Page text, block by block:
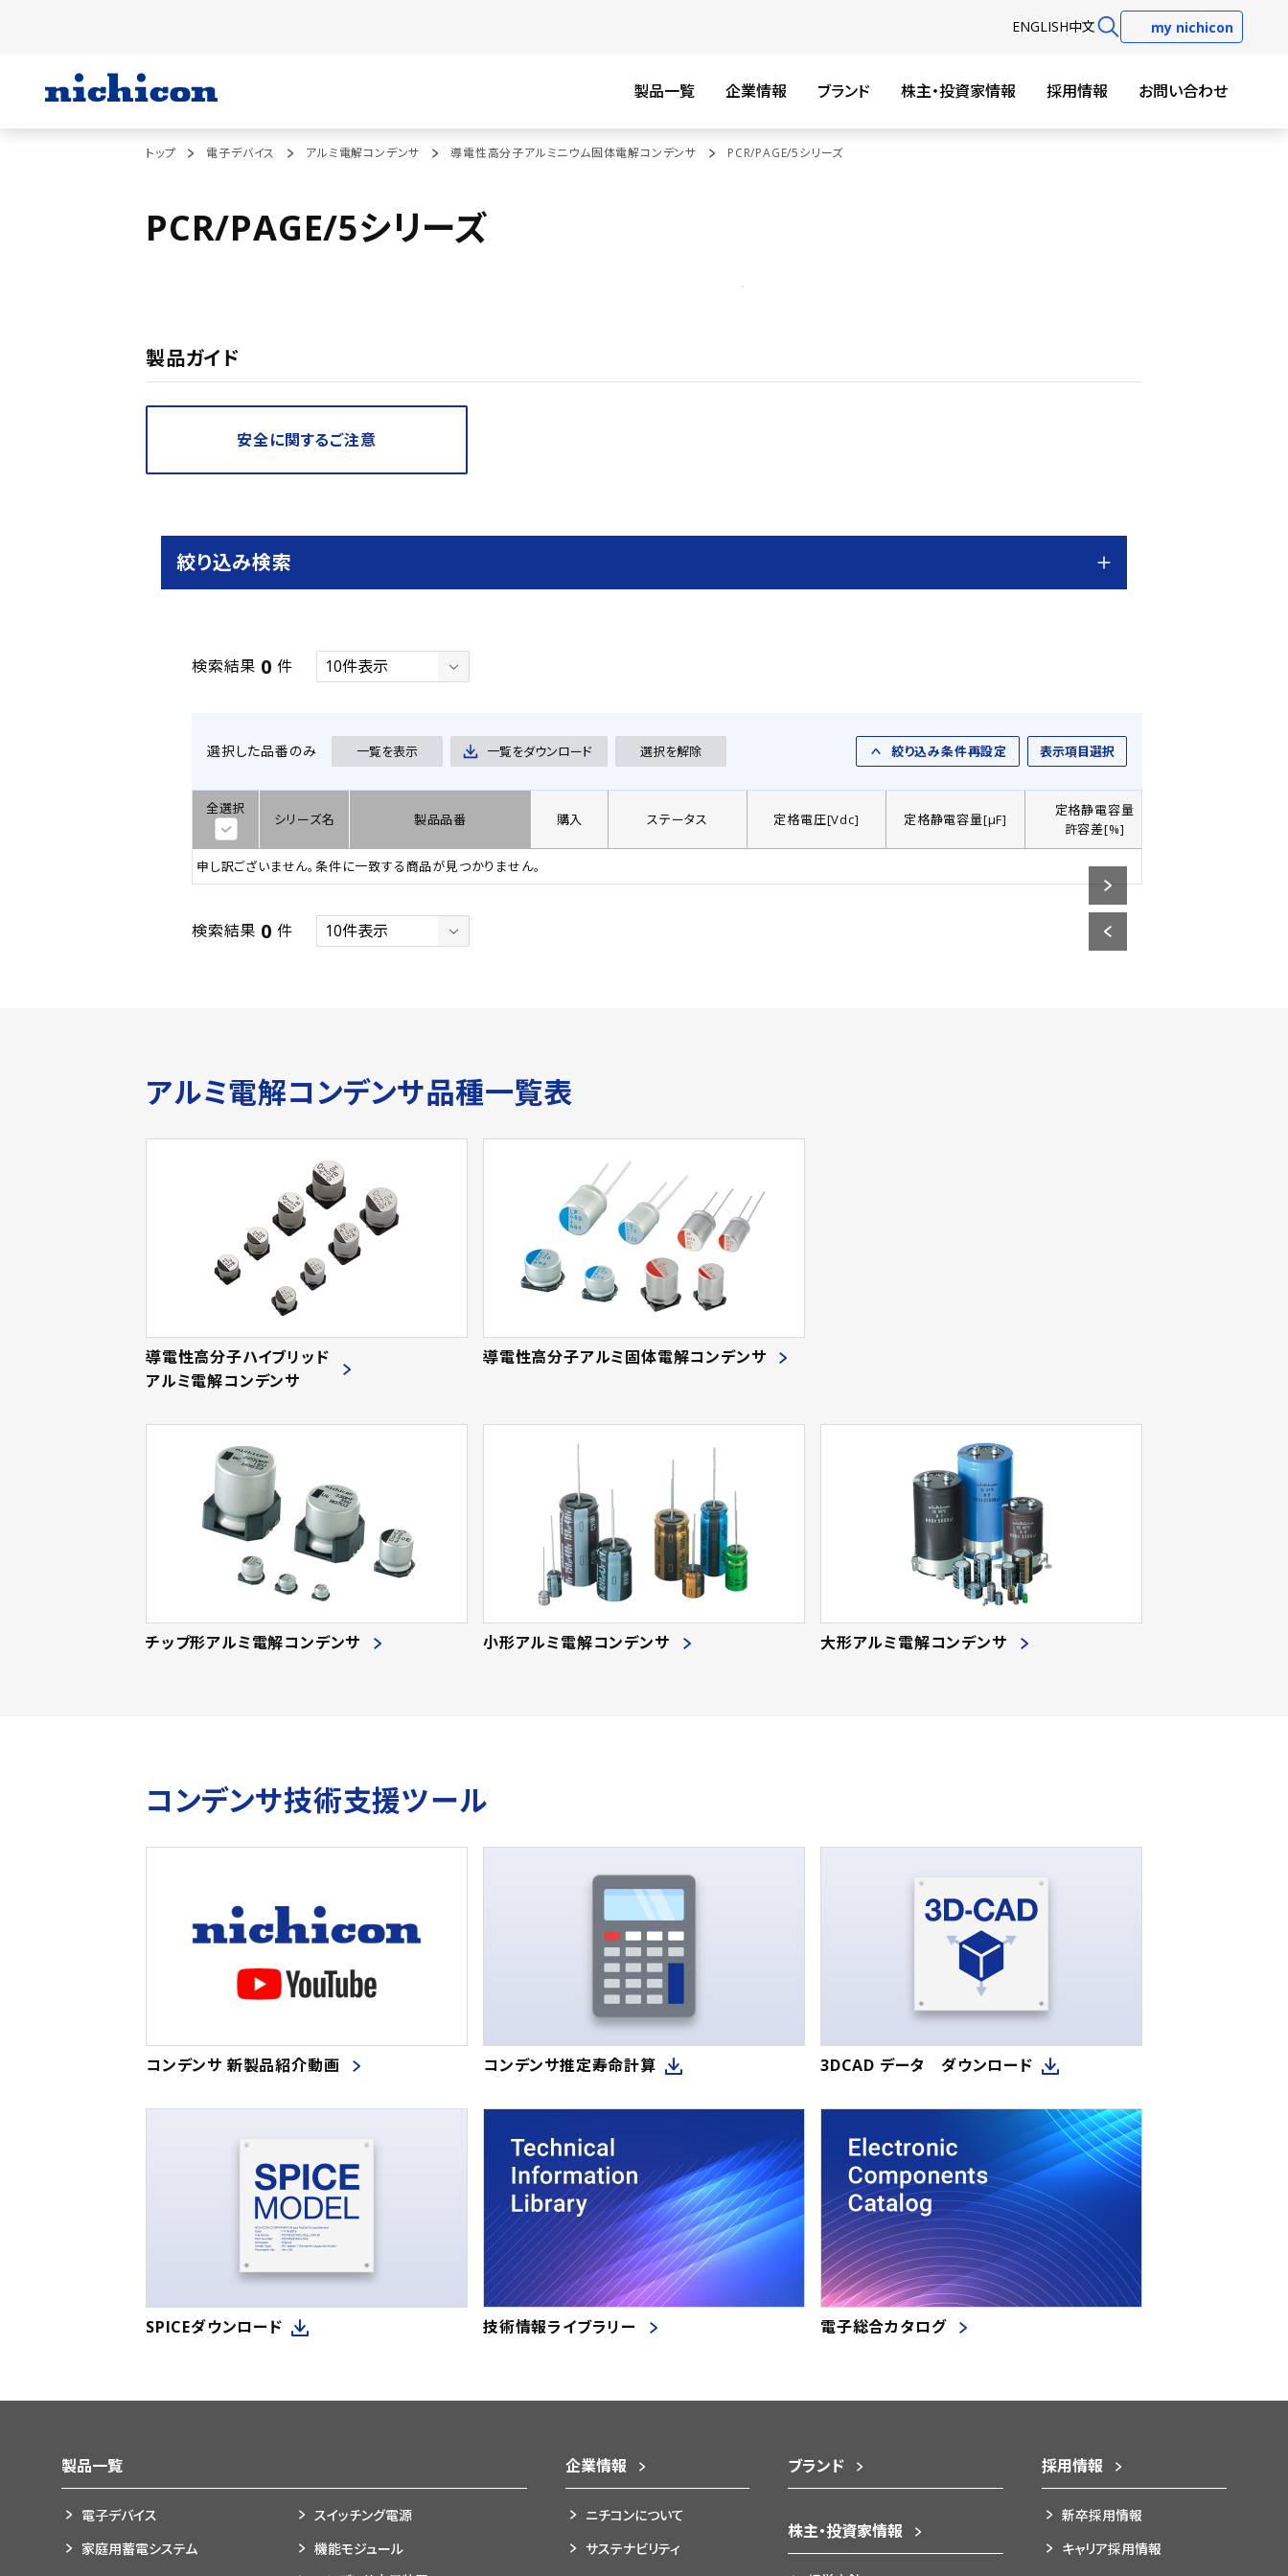
ENGLISH中文 my nichicon
製品一覧 企業情報 ブランド 株主・投資家情報 採用情報 お問い合わせ
トップ 電子デバイス アルミ電解コンデンサ 導電性高分子アルミニウム固体電解コンデンサ PCR/PAGE/5シリーズ
PCR/PAGE/5シリーズ
製品ガイド
安全に関するご注意
絞り込み検索
検索結果 0 件
選択した品番のみ 一覧を表示 一覧をダウンロード 選択を解除 絞り込み条件再設定 表示項目選択
全選択
シリーズ名 製品品番 購入 ステータス 定格電圧[Vdc] 定格静電容量[µF]
定格静電容量
許容差[%]
申し訳ございません。条件に一致する商品が見つかりません。
検索結果 0 件
アルミ電解コンデンサ品種一覧表
導電性高分子ハイブリッド
アルミ電解コンデンサ
導電性高分子アルミ固体電解コンデンサ
チップ形アルミ電解コンデンサ 小形アルミ電解コンデンサ 大形アルミ電解コンデンサ
コンデンサ技術支援ツール
コンデンサ 新製品紹介動画 コンデンサ推定寿命計算 3DCAD データ ダウンロード
SPICEダウンロード 技術情報ライブラリー 電子総合カタログ
製品一覧
電子デバイス
家庭用蓄電システム
スイッチング電源
機能モジュール
企業情報
ニチコンについて
サステナビリティ
ブランド
株主・投資家情報
採用情報
新卒採用情報
キャリア採用情報